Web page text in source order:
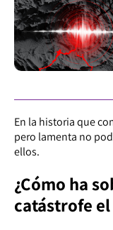
En la historia que
pero lamenta no
ellos.
¿Cómo ha
catástrofe